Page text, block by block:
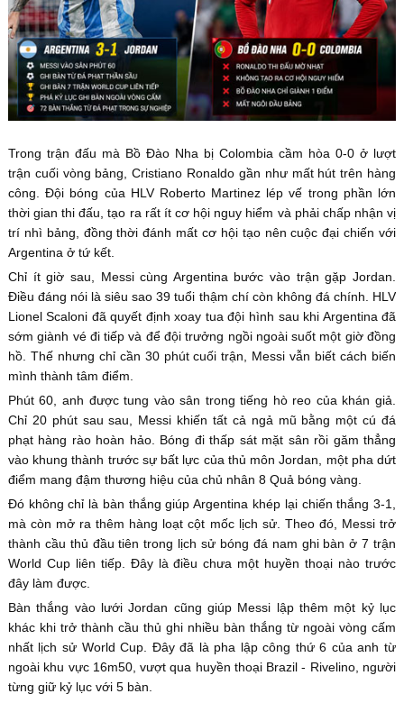
Trong trận đấu mà Bồ Đào Nha bị Colombia cầm hòa 0-0 ở lượt
trận cuối vòng bảng, Cristiano Ronaldo gần như mất hút trên hàng
công. Đội bóng của HLV Roberto Martinez lép vế trong phần lớn
thời gian thi đấu, tạo ra rất ít cơ hội nguy hiểm và phải chấp nhận vị
trí nhì bảng, đồng thời đánh mất cơ hội tạo nên cuộc đại chiến với
Argentina ở tứ kết.
Chỉ ít giờ sau, Messi cùng Argentina bước vào trận gặp Jordan.
Điều đáng nói là siêu sao 39 tuổi thậm chí còn không đá chính. HLV
Lionel Scaloni đã quyết định xoay tua đội hình sau khi Argentina đã
sớm giành vé đi tiếp và để đội trưởng ngồi ngoài suốt một giờ đồng
hồ. Thế nhưng chỉ cần 30 phút cuối trận, Messi vẫn biết cách biến
mình thành tâm điểm.
Phút 60, anh được tung vào sân trong tiếng hò reo của khán giả.
Chỉ 20 phút sau sau, Messi khiến tất cả ngả mũ bằng một cú đá
phạt hàng rào hoàn hảo. Bóng đi thấp sát mặt sân rồi găm thẳng
vào khung thành trước sự bất lực của thủ môn Jordan, một pha dứt
điểm mang đậm thương hiệu của chủ nhân 8 Quả bóng vàng.
Đó không chỉ là bàn thắng giúp Argentina khép lại chiến thắng 3-1,
mà còn mở ra thêm hàng loạt cột mốc lịch sử. Theo đó, Messi trở
thành cầu thủ đầu tiên trong lịch sử bóng đá nam ghi bàn ở 7 trận
World Cup liên tiếp. Đây là điều chưa một huyền thoại nào trước
đây làm được.
Bàn thắng vào lưới Jordan cũng giúp Messi lập thêm một kỷ lục
khác khi trở thành cầu thủ ghi nhiều bàn thắng từ ngoài vòng cấm
nhất lịch sử World Cup. Đây đã là pha lập công thứ 6 của anh từ
ngoài khu vực 16m50, vượt qua huyền thoại Brazil - Rivelino, người
từng giữ kỷ lục với 5 bàn.